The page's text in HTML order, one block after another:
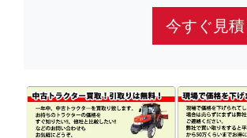
今すぐ見